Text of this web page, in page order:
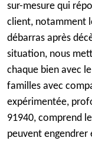
sur-mesure qui
client, notamment
débarras après
situation, nous
chaque bien avec
familles avec
expérimentée,
91940, comprend
peuvent engendrer